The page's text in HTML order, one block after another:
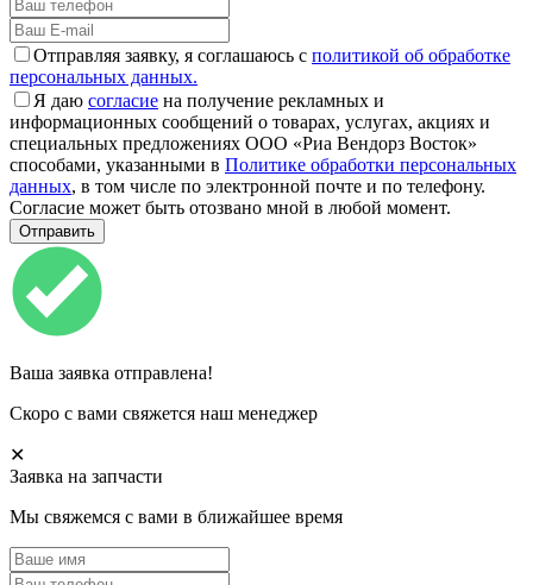
Отправляя заявку, я соглашаюсь с политикой об обработке
персональных данных.
Я даю согласие на получение рекламных и
информационных сообщений о товарах, услугах, акциях и
специальных предложениях ООО «Риа Вендорз Восток»
способами, указанными в Политике обработки персональных
данных, в том числе по электронной почте и по телефону.
Согласие может быть отозвано мной в любой момент.
Ваша заявка отправлена!
Скоро с вами свяжется наш менеджер
✕
Заявка на запчасти
Мы свяжемся с вами в ближайшее время